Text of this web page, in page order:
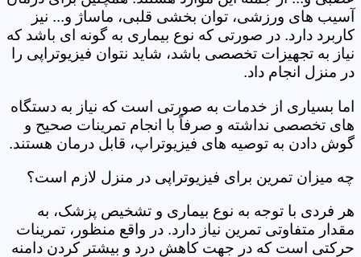
آسیب های ورزشی، توان بخشی قلبی، ماساژ و... نیز
کاربرد دارد. در صورتی که نوع بیماری به گونه ای باشد که
نیاز به تجهیزات تخصصی باشد، شاید نتوان فیزیوتراپی را
در منزل انجام داد.
اما بسیاری از خدمات به صورتی است که نیاز به دستگاه
های تخصصی نداشته و صرفاً با انجام تمرینات صحیح و
گوش دادن به توصیه های فیزیوتراپ، قابل درمان هستند.
چه میزان تمرین برای فیزیوتراپی در منزل لازم است؟
هر فردی با توجه به نوع بیماری و تشخیص پزشک، به
مقدار متفاوتی تمرین نیاز دارد. در واقع منظور، تمرینات
حرکتی است که در جهت کاهش درد و بیشتر کردن دامنه